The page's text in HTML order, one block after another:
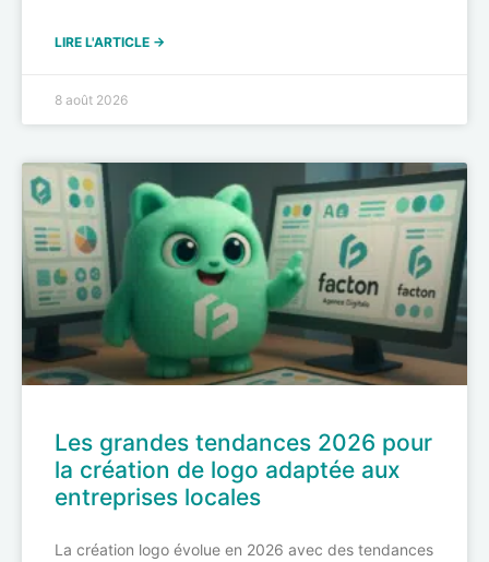
LIRE L'ARTICLE →
8 août 2026
Les grandes tendances 2026 pour
la création de logo adaptée aux
entreprises locales
La création logo évolue en 2026 avec des tendances